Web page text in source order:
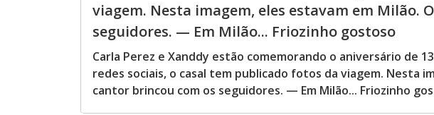
viagem. Nesta imagem, eles estavam em Milão.
seguidores. — Em Milão... Friozinho gostoso
Carla Perez e Xanddy estão comemorando o aniversário de
redes sociais, o casal tem publicado fotos da viagem. Nesta
cantor brincou com os seguidores. — Em Milão... Friozinho